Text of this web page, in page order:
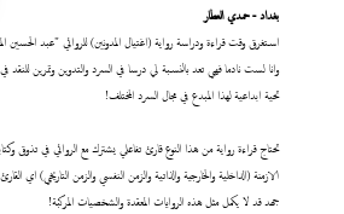
بغداد - حمدي العطار
استغرق وقت قراءة ودراسة رواية (اغتيال المدونين) للروائي "عبد الحسين
وانا لست نادما فهي تعد بالنسبة لي درسا في السرد والتدوين وتمرين للنقد
تحية ابداعية لهذا المبدع في مجال السرد المختلف!
تحتاج قراءة رواية من هذا النوع قارئ تفاعلي يشترك مع الروائي في تذوق
الازمنة (الداخلية والخارجية والذاتية والزمن النفسي والزمن التاريخي) اي
جهد قد لا يكمل مثل هذه الروايات المعقدة والشخصيات المركبة!